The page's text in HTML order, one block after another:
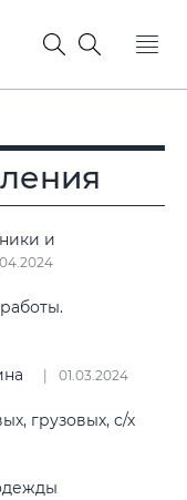
и
01.03.2024
грузовых, с/х